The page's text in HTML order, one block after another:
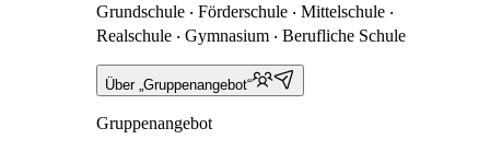
Grundschule ‧ Förderschule ‧ Mittelschule ‧
Realschule ‧ Gymnasium ‧ Berufliche Schule
Über „Gruppenangebot“
Gruppenangebot